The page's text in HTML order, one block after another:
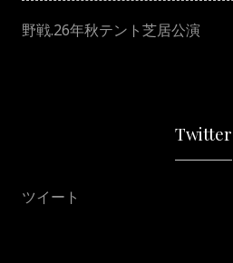
野戦.26年秋テント芝居公演
Twitter
ツイート